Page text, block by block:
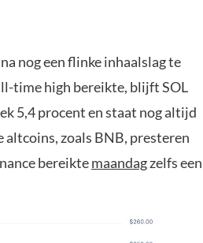
nog een flinke inhaalslag te
time high bereikte, blijft SOL
5,4 procent en staat nog altijd
zoals BNB, presteren
bereiktemaandagzelfs een